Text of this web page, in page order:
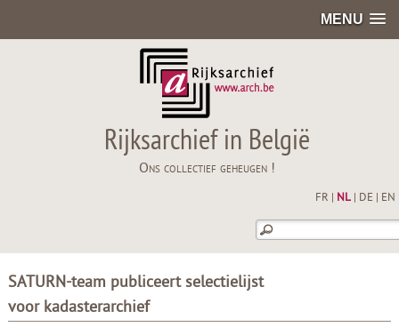
MENU
Rijksarchief in België
Ons collectief geheugen !
FR NL| DE EN
SATURN-team publiceert selectielijst
voor kadasterarchief